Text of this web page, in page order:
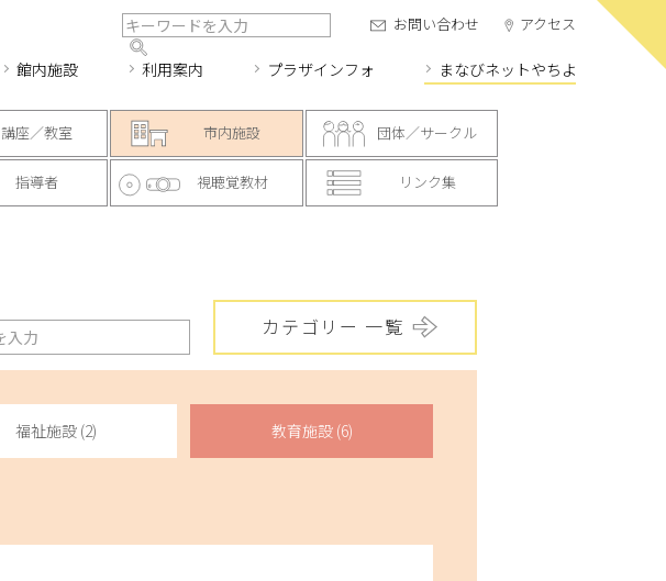
館内施設 利用案内 プラザインフォ まなびネットやちよ
お問い合わせ アクセス
講座／教室 市内施設 団体／サークル
指導者 視聴覚教材 リンク集
カテゴリー 一覧
福祉施設 (2) 教育施設 (6)